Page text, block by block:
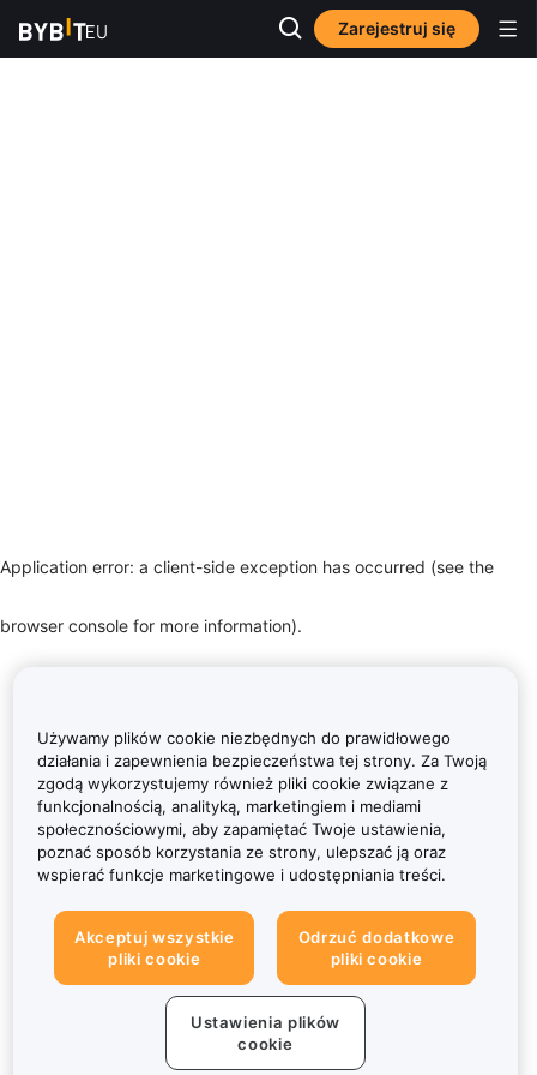
Zarejestruj się
Application error: a client-side exception has occurred (see the
browser console for more information).
Używamy plików cookie niezbędnych do prawidłowego
działania i zapewnienia bezpieczeństwa tej strony. Za Twoją
zgodą wykorzystujemy również pliki cookie związane z
funkcjonalnością, analityką, marketingiem i mediami
społecznościowymi, aby zapamiętać Twoje ustawienia,
poznać sposób korzystania ze strony, ulepszać ją oraz
wspierać funkcje marketingowe i udostępniania treści.
Akceptuj wszystkie
pliki cookie
Odrzuć dodatkowe
pliki cookie
Ustawienia plików
cookie